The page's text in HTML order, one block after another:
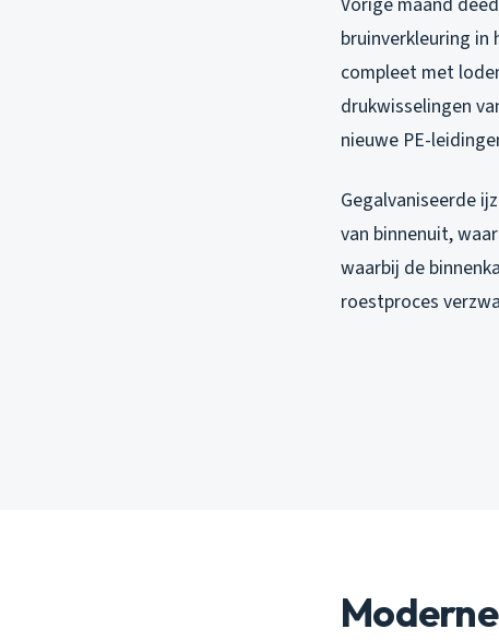
bruinverkleuring
compleet met
drukwisselingen
nieuwe PE-
Gegalvaniseerde
van binnenuit,
waarbij de
roestproces